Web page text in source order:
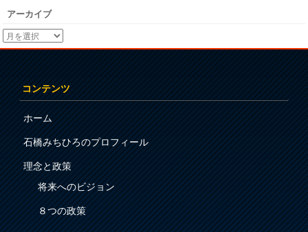
アーカイブ
コンテンツ
ホーム
石橋みちひろのプロフィール
理念と政策
将来へのビジョン
８つの政策